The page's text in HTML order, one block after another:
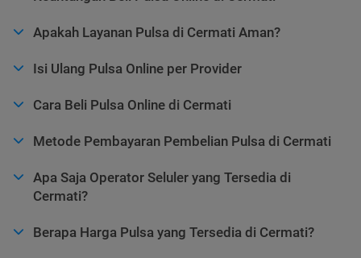
Apakah Layanan Pulsa di Cermati Aman?
Isi Ulang Pulsa Online per Provider
Cara Beli Pulsa Online di Cermati
Metode Pembayaran Pembelian Pulsa di Cermati
Apa Saja Operator Seluler yang Tersedia di
Cermati?
Berapa Harga Pulsa yang Tersedia di Cermati?